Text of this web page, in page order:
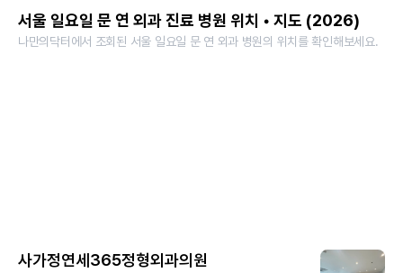
서울 일요일 문 연 외과 진료 병원 위치 • 지도 (2026)
나만의닥터에서 조회된 서울 일요일 문 연 외과 병원의 위치를 확인해보세요.
사가정연세365정형외과의원